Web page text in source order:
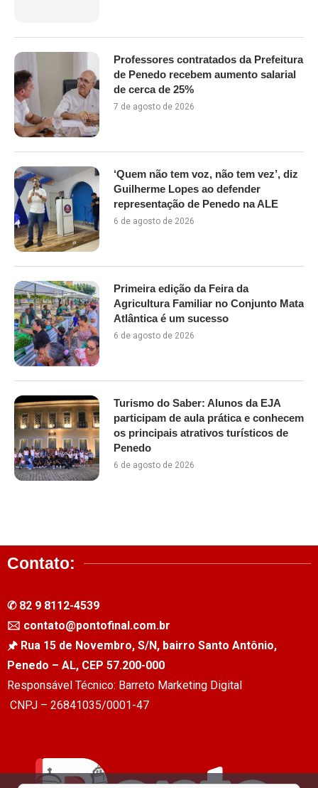
Professores contratados da Prefeitura
de Penedo recebem aumento salarial
de cerca de 25%
7 de agosto de 2026
‘Quem não tem voz, não tem vez’, diz
Guilherme Lopes ao defender
representação de Penedo na ALE
6 de agosto de 2026
Primeira edição da Feira da
Agricultura Familiar no Conjunto Mata
Atlântica é um sucesso
6 de agosto de 2026
Turismo do Saber: Alunos da EJA
participam de aula prática e conhecem
os principais atrativos turísticos de
Penedo
6 de agosto de 2026
Contato:
✆ 82 9 8112-4539
🖂 contato@pontofinal.com.br
🖈 Rua 15 de Novembro, S/N, bairro Santo Antônio,
Penedo – AL, CEP 57.200-000
Responsável Técnico: Barreto Marketing Digital
CNPJ – 26841035/0001-47